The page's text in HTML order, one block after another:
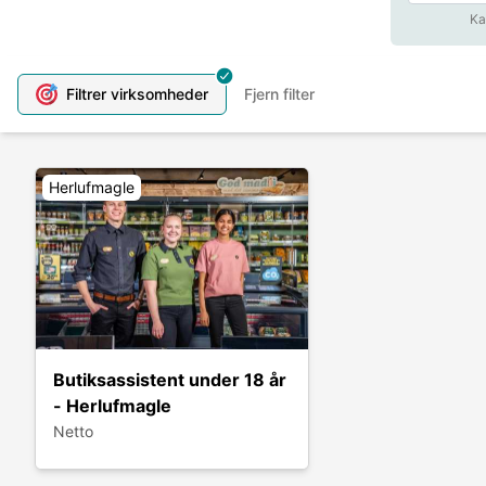
Filtrer virksomheder Fjern filter
Herlufmagle
Butiksassistent under 18 år
- Herlufmagle
Netto